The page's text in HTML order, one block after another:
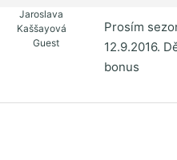
Jaroslava
Kaššayová
Guest
Prosím
12.9.2016.
bonus